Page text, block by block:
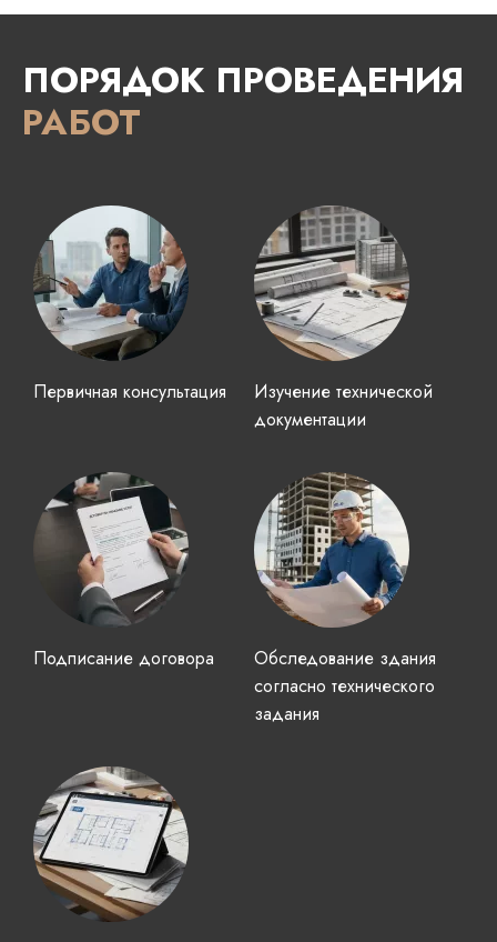
ПОРЯДОК ПРОВЕДЕНИЯ
РАБОТ
Первичная консультация
Изучение технической
документации
Подписание договора
Обследование здания
согласно технического
задания